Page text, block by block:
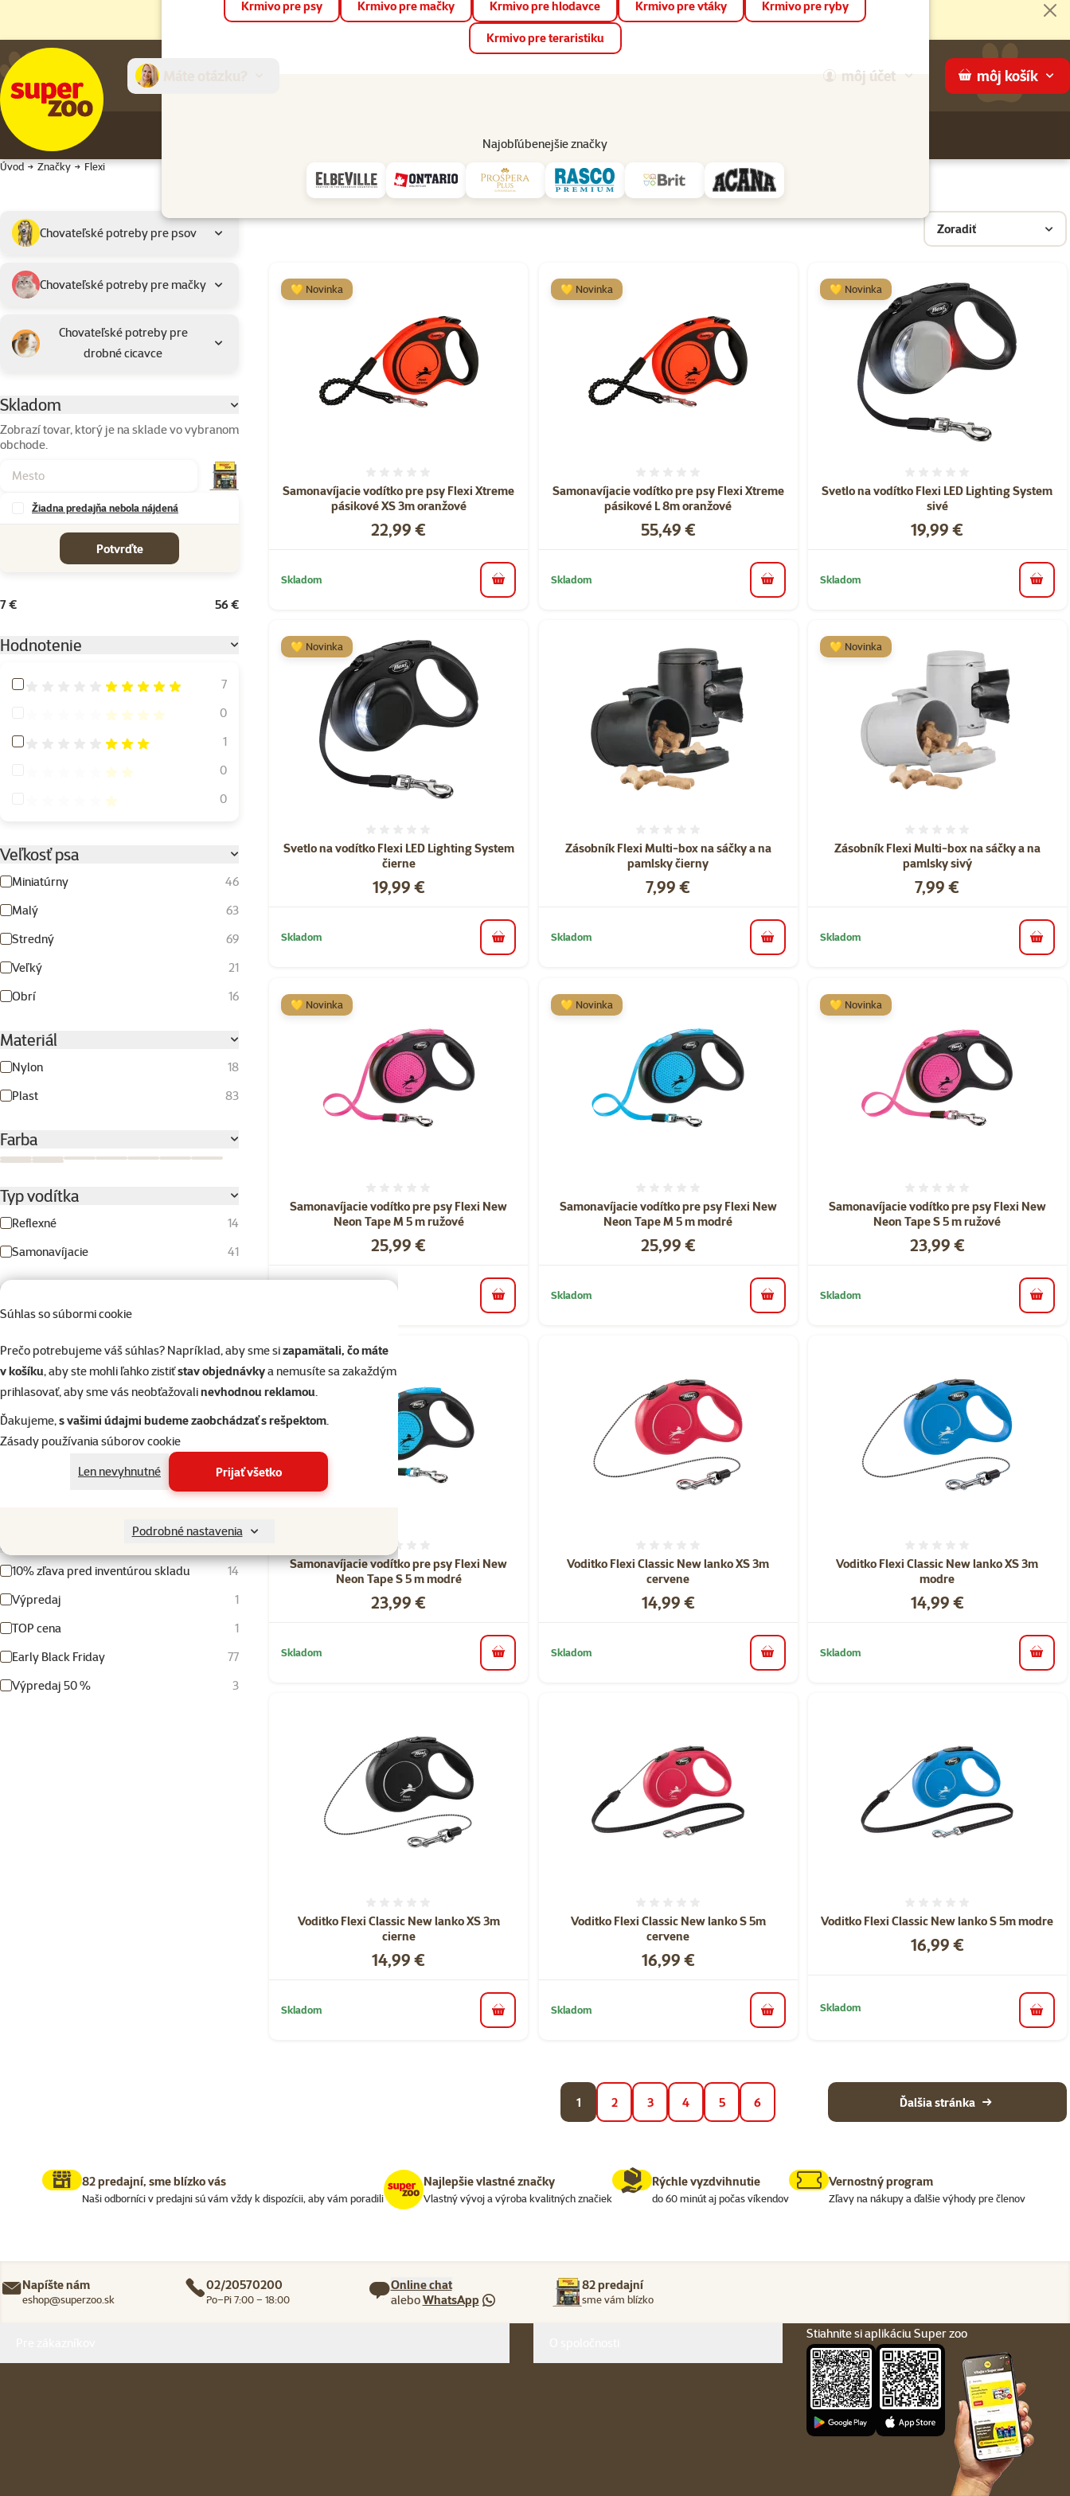
📱 Stiahnite si novú aplikáciu Super zoo.Viac informácií
Súhlas so súbormi cookie
Prečo potrebujeme váš súhlas? Napríklad, aby sme sizapamätali, čo máte
v košíku, aby ste mohli ľahko zistiťstav objednávkya nemusíte sa zakaždým
prihlasovať, aby sme vás neobťažovalinevhodnou reklamou.
Ďakujeme,s vašimi údajmi budeme zaobchádzať s rešpektom.
Zásady používania súborov cookie
Len nevyhnutné
Prijať všetko
Podrobné nastavenia
môj účet môj košík
Krmivo pre psy Krmivo pre mačky Krmivo pre hlodavce Krmivo pre vtáky Krmivo pre ryby
Krmivo pre teraristiku
Najobľúbenejšie značky
Predajne Služby
Úvod Značky Flexi
Flexi
Podkategória
Chovateľské potreby pre psov
Chovateľské potreby pre mačky
Chovateľské potreby pre
drobné cicavce
Parametrický filter
Skladom
Zobrazí tovar, ktorý je na sklade vo vybranom
obchode.
Žiadna predajňa nebola nájdená
Potvrďte
7 € 56 €
Hodnotenie
Hodnotenie 100%
7
Hodnotenie 80%
0
Hodnotenie 60%
1
Hodnotenie 40%
0
Hodnotenie 20%
0
Veľkosť psa
Miniatúrny
46
Malý
63
Stredný
69
Veľký
21
Obrí
16
Materiál
Nylon
18
Plast
83
Farba
ModráNeónovo oranžová/neónovo zelená
Typ vodítka
Reflexné
14
Samonavíjacie
41
Lanko / páska / reťaz
Lano
Lano
2
Pásik
55
Dĺžka
Produkty v akcii
10% zľava pred inventúrou skladu
14
Výpredaj
1
TOP cena
1
Early Black Friday
77
Výpredaj 50 %
3
Vybrané filtre
Zoradiť
Samonavíjacie vodítko pre psy Flexi Xtreme
pásikové XS 3m oranžové
Cena
22,99 €
💛 Novinka
Skladom do košíka
Samonavíjacie vodítko pre psy Flexi Xtreme
pásikové L 8m oranžové
Cena
55,49 €
💛 Novinka
Skladom do košíka
Svetlo na vodítko Flexi LED Lighting System
sivé
Cena
19,99 €
💛 Novinka
Skladom do
Svetlo na vodítko Flexi LED Lighting System
čierne
Cena
19,99 €
💛 Novinka
Skladom do košíka
Zásobník Flexi Multi-box na sáčky a na
pamlsky čierny
Cena
7,99 €
Skladom do košíka
Zásobník Flexi Multi-box na sáčky a na
pamlsky sivý
Cena
7,99 €
💛 Novinka
Skladom do
Samonavíjacie vodítko pre psy Flexi New
Neon Tape M 5 m ružové
Cena
25,99 €
💛 Novinka
do košíka
Samonavíjacie vodítko pre psy Flexi New
Neon Tape M 5 m modré
Cena
25,99 €
💛 Novinka
Skladom do košíka
Samonavíjacie vodítko pre psy Flexi New
Neon Tape S 5 m ružové
Cena
23,99 €
💛 Novinka
Skladom do
Samonavíjacie vodítko pre psy Flexi New
Neon Tape S 5 m modré
Hodnotenie 0%
Cena
23,99 €
💛 Novinka
Skladom do košíka
Voditko Flexi Classic New lanko XS 3m
cervene
Cena
14,99 €
Skladom do košíka
Voditko Flexi Classic New lanko XS 3m
modre
Cena
14,99 €
Skladom do
Voditko Flexi Classic New lanko XS 3m
cierne
Cena
14,99 €
Skladom do košíka
Voditko Flexi Classic New lanko S 5m
cervene
Cena
16,99 €
Skladom do košíka
Voditko Flexi Classic New lanko S 5m modre
Cena
16,99 €
Skladom
do
1 2 3 4 5 6 Ďalšia stránka
82 predajní, sme blízko vás
Naši odborníci v predajni sú vám vždy k dispozícii, aby vám poradili
Najlepšie vlastné značky
Vlastný vývoj a výroba kvalitných značiek
Rýchle vyzdvihnutie
do 60 minút aj počas víkendov
Vernostný program
Zľavy na nákupy a ďalšie výhody pre členov
Napíšte nám
eshop@superzoo.sk
02/20570200
Po–Pi 7:00 – 18:00
Online chat
aleboWhatsApp
82 predajní
sme vám blízko
Stiahnite si aplikáciu Super zoo